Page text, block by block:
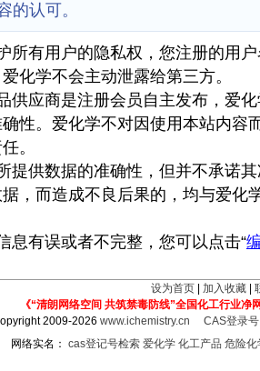
的认可。
所有用户的隐私权，您注册的用
化学不会主动泄露给第三方。
供应商是注册会员自主发布，爱
性。爱化学不对因使用本站内容
。
提供数据的准确性，但并不承诺
，而造成不良后果的，均与爱化
息有误或者不完整，您可以点击“
设为首页 加入收藏
《“清朗网络空间 共筑禁毒防线”全国化工行业净
2009-2026www.ichemistry.cn
CAS登录
网络实名： cas登记号检索 爱化学 化工产品 危险化